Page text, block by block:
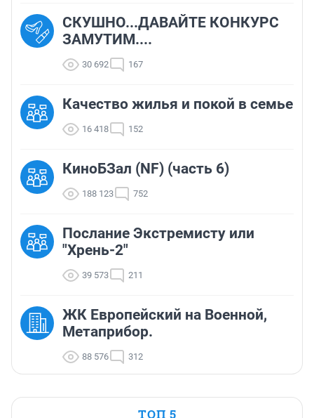
СКУШНО...ДАВАЙТЕ КОНКУРС
ЗАМУТИМ....
30 692 167
Качество жилья и покой в семье
16 418 152
КиноБЗал (NF) (часть 6)
188 123 752
Послание Экстремисту или
"Хрень-2"
39 573 211
ЖК Европейский на Военной,
Метаприбор.
88 576 312
ТОП 5